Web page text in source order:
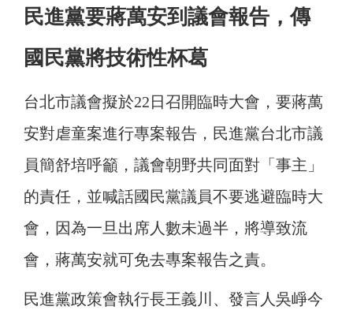
民進黨要蔣萬安到議會報告，傳
國民黨將技術性杯葛
台北市議會擬於22日召開臨時大會，要蔣萬
安對虐童案進行專案報告，民進黨台北市議
員簡舒培呼籲，議會朝野共同面對「事主」
的責任，並喊話國民黨議員不要逃避臨時大
會，因為一旦出席人數未過半，將導致流
會，蔣萬安就可免去專案報告之責。
民進黨政策會執行長王義川、發言人吳崢今